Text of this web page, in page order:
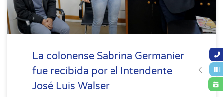
La colonense Sabrina Germanier
fue recibida por el Intendente
José Luis Walser